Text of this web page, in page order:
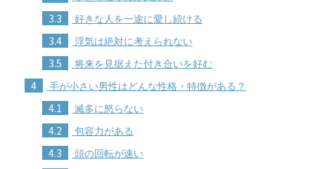
3.3 好きな人を一途に愛し続ける
3.4 浮気は絶対に考えられない
3.5 将来を見据えた付き合いを好む
4 手が小さい男性はどんな性格・特徴がある？
4.1 滅多に怒らない
4.2 包容力がある
4.3 頭の回転が速い